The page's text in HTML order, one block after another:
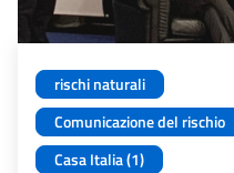
rischi naturali
Comunicazione del rischio
Casa Italia (1)